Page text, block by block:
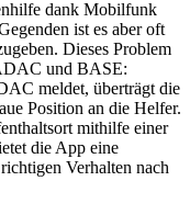
dank Mobilfunk
ist es aber oft
Dieses Problem
und BASE:
meldet, überträgt die
Position an die Helfer.
mithilfe einer
die App eine
Verhalten nach